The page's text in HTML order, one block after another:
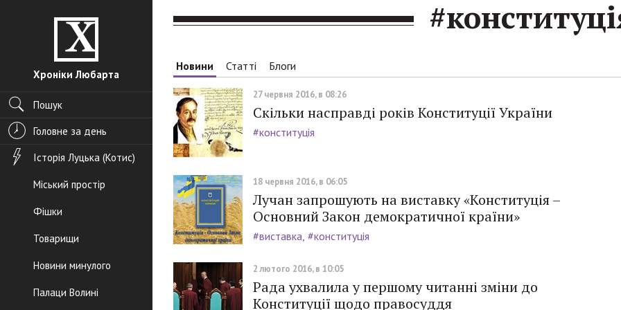
Хроніки Любарта
Пошук
Головне за день
Історія Луцька (Котис)
Міський простір
Фішки
Товарищи
Новини минулого
Палаци Волині
Новини Статті Блоги
27 червня 2016, в 08:26
Скільки насправді років Конституції України
#конституція
18 червня 2016, в 06:05
Лучан запрошують на виставку «Конституція –
Основний Закон демократичної країни»
#виставка #конституція
2 лютого 2016, в 10:05
Рада ухвалила у першому читанні зміни до
Конституції щодо правосуддя